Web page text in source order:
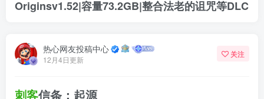
Originsv1.52|容量73.2GB|整合法老的诅咒等DLC
热心网友投稿中心
12月4日更新
关注
刺客信条：起源